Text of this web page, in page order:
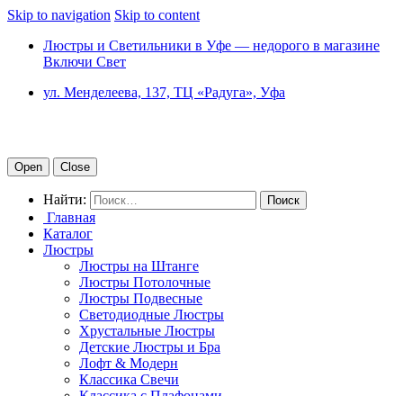
Skip to navigation Skip to content
Люстры и Светильники в Уфе — недорого в магазине
Включи Свет
ул. Менделеева, 137, ТЦ «Радуга», Уфа
Open Close
Найти:
Главная
Каталог
Люстры
Люстры на Штанге
Люстры Потолочные
Люстры Подвесные
Светодиодные Люстры
Хрустальные Люстры
Детские Люстры и Бра
Лофт & Модерн
Классика Свечи